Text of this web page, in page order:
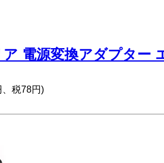
電源変換アダプター
税78円)